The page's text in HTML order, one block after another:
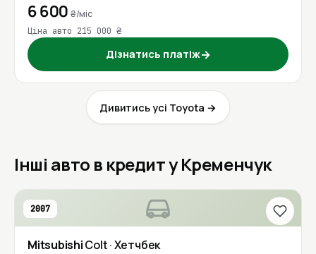
6 600₴/міс
Ціна авто 215 000 ₴
Дізнатись платіж→
Дивитись усі Toyota →
Інші авто в кредит у Кременчук
2007
MitsubishiColt· Хетчбек